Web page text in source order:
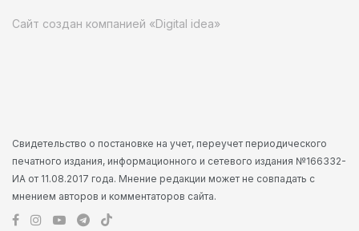
Сайт создан компанией «Digital idea»
Свидетельство о постановке на учет, переучет периодического
печатного издания, информационного и сетевого издания №166332-
ИА от 11.08.2017 года. Мнение редакции может не совпадать с
мнением авторов и комментаторов сайта.